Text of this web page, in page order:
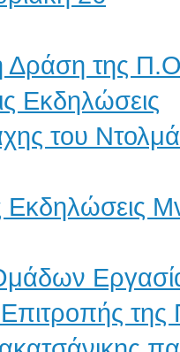
Δράση της